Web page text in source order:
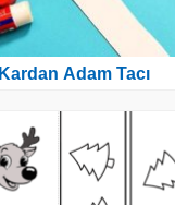
Kardan Adam Tacı